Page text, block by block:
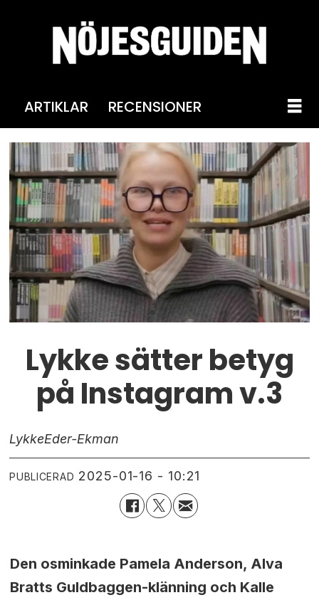
ARTIKLAR RECENSIONER
Lykke sätter betyg
på Instagram v.3
LykkeEder-Ekman
PUBLICERAD 2025-01-16 - 10:21
Den osminkade Pamela Anderson, Alva
Bratts Guldbaggen-klänning och Kalle